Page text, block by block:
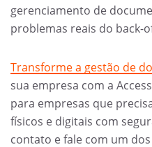
gerenciamento de
problemas reais do back-
Transforme a gestão de
sua empresa com a
para empresas que
físicos e digitais com
contato e fale com um